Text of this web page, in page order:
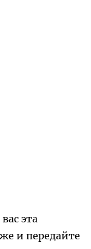
эта
и передайте